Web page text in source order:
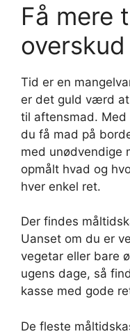
Få mere
Tid er en
er det guld værd
til aftensmad. Med
du få mad på
med unødvendige
opmålt hvad og
hver enkel ret.
Der findes
Uanset om du er
vegetar eller bare
ugens dage, så
kasse med gode
De fleste